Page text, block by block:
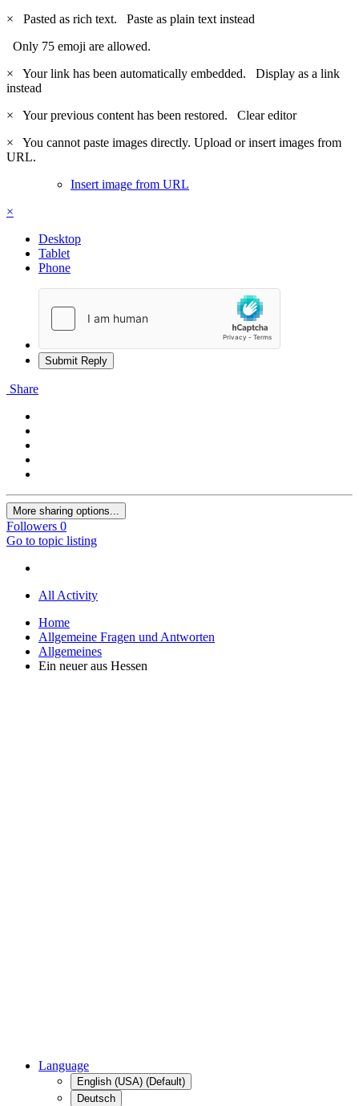
×
Pasted as rich text. Paste as plain text instead
Only 75 emoji are allowed.
×
Your link has been automatically embedded. Display as a link
instead
×
Your previous content has been restored. Clear editor
×
You cannot paste images directly. Upload or insert images from
URL.
Insert image from URL
×
Desktop
Tablet
Phone
Submit Reply
Share
More sharing options...
Followers 0
Go to topic listing
All Activity
Home
Allgemeine Fragen und Antworten
Allgemeines
Ein neuer aus Hessen
Language
English (USA) (Default)
Deutsch